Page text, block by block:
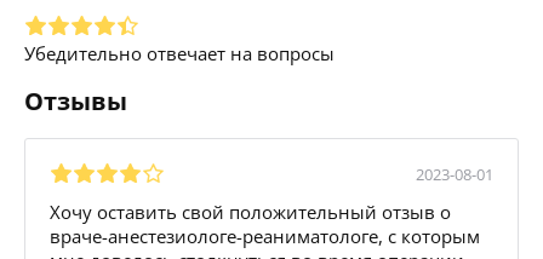
Убедительно отвечает на вопросы
Отзывы
2023-08-01
Хочу оставить свой положительный отзыв о
враче-анестезиологе-реаниматологе, с которым